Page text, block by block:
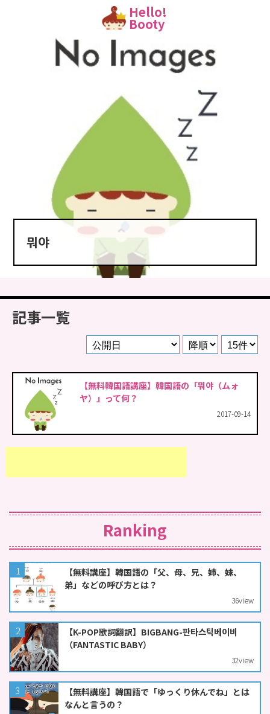
Hello!
Booty
뭐야
記事一覧
【無料韓国語講座】韓国語の「뭐야（ムォ
ヤ）」って何？
2017-09-14
Ranking
【無料講座】韓国語の「父、母、兄、姉、妹、
弟」などの呼び方とは？
36view
【K-POP歌詞翻訳】BIGBANG-판타스틱베이비
（FANTASTIC BABY）
32view
【無料講座】韓国語で「ゆっくり休んでね」とは
なんと言うの？